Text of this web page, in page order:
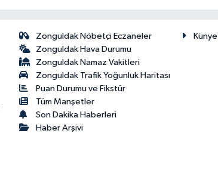
Zonguldak Nöbetçi Eczaneler
Zonguldak Hava Durumu
Zonguldak Namaz Vakitleri
Zonguldak Trafik Yoğunluk Haritası
Puan Durumu ve Fikstür
Tüm Manşetler
Son Dakika Haberleri
Haber Arşivi
Künye